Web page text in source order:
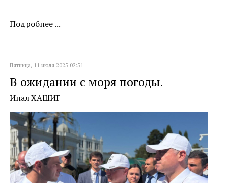
Подробнее ...
Пятница, 11 июля 2025 02:51
В ожидании с моря погоды.
Инал ХАШИГ